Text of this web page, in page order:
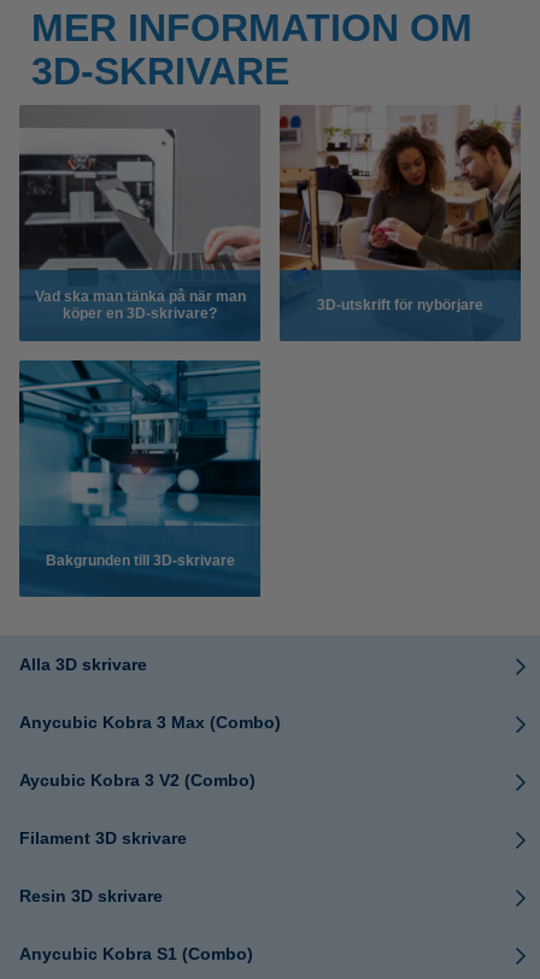
MER INFORMATION OM
3D-SKRIVARE
Vad ska man tänka på när man
köper en 3D-skrivare?
3D-utskrift för nybörjare
Bakgrunden till 3D-skrivare
Alla 3D skrivare
Anycubic Kobra 3 Max (Combo)
Aycubic Kobra 3 V2 (Combo)
Filament 3D skrivare
Resin 3D skrivare
Anycubic Kobra S1 (Combo)